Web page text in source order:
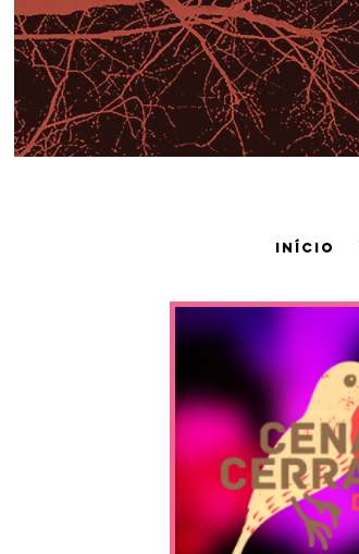
Início